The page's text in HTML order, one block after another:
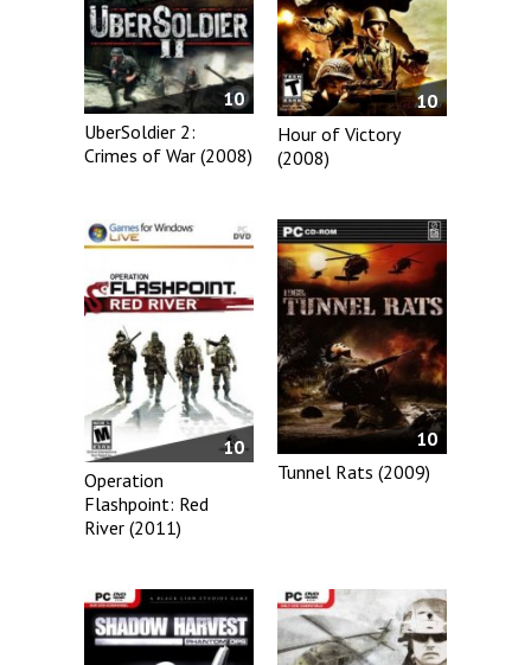
10
UberSoldier 2:
Crimes of War (2008)
10
Hour of Victory
(2008)
10
Operation
Flashpoint: Red
River (2011)
10
Tunnel Rats (2009)